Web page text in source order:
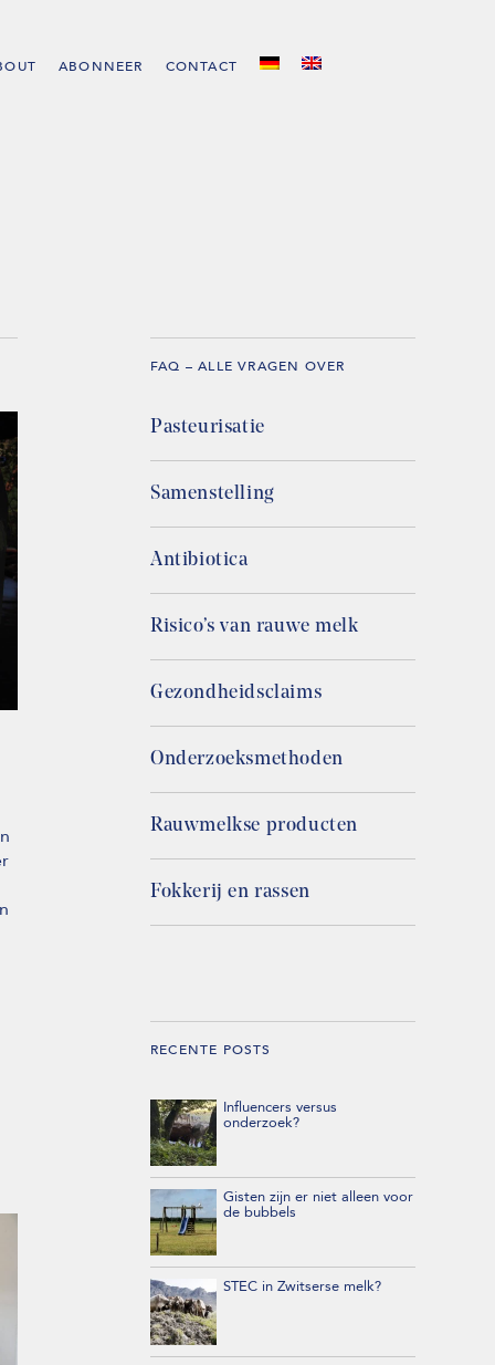
ABONNEER CONTACT
FAQ – ALLE VRAGEN OVER
Pasteurisatie
Samenstelling
Antibiotica
Risico’s van rauwe melk
Gezondheidsclaims
Onderzoeksmethoden
Rauwmelkse producten
Fokkerij en rassen
RECENTE POSTS
Influencers versus
onderzoek?
Gisten zijn er niet alleen voor
de bubbels
STEC in Zwitserse melk?